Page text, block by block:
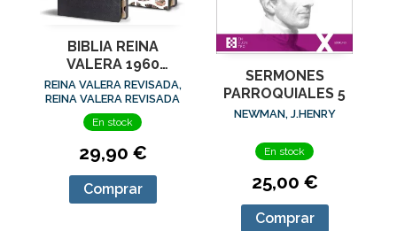
BIBLIA REINA
VALERA 1960
LETRA GRANDE.
SÍMIL PIEL NEGRO
REINA VALERA REVISADA,
REINA VALERA REVISADA
En stock
29,90 €
Comprar
SERMONES
PARROQUIALES 5
NEWMAN, J.HENRY
En stock
25,00 €
Comprar